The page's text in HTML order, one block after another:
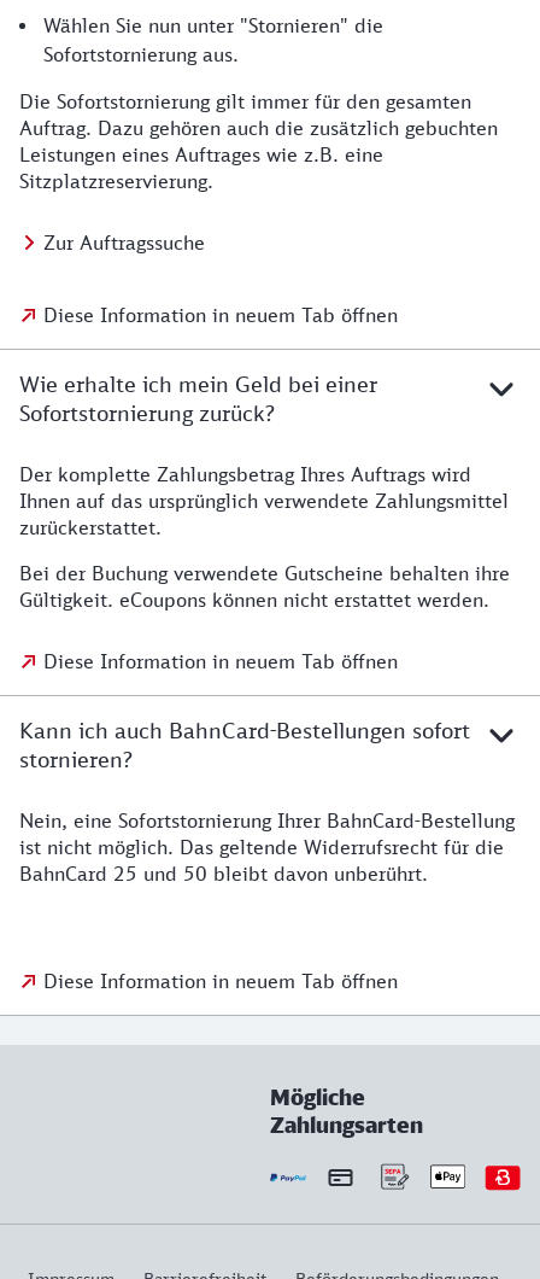
Wählen Sie nun unter "Stornieren" die
Sofortstornierung aus.
Die Sofortstornierung gilt immer für den gesamten
Auftrag. Dazu gehören auch die zusätzlich gebuchten
Leistungen eines Auftrages wie z.B. eine
Sitzplatzreservierung.
Zur Auftragssuche
Diese Information in neuem Tab öffnen
Wie erhalte ich mein Geld bei einer
Sofortstornierung zurück?
Der komplette Zahlungsbetrag Ihres Auftrags wird
Ihnen auf das ursprünglich verwendete Zahlungsmittel
zurückerstattet.
Bei der Buchung verwendete Gutscheine behalten ihre
Gültigkeit. eCoupons können nicht erstattet werden.
Diese Information in neuem Tab öffnen
Kann ich auch BahnCard-Bestellungen sofort
stornieren?
Nein, eine Sofortstornierung Ihrer BahnCard-Bestellung
ist nicht möglich. Das geltende Widerrufsrecht für die
BahnCard 25 und 50 bleibt davon unberührt.
Diese Information in neuem Tab öffnen
Mögliche
Zahlungsarten